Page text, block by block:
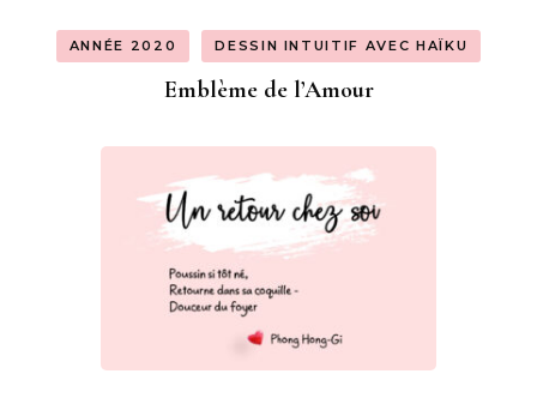
ANNÉE 2020 DESSIN INTUITIF AVEC HAÏKU
Emblème de l’Amour